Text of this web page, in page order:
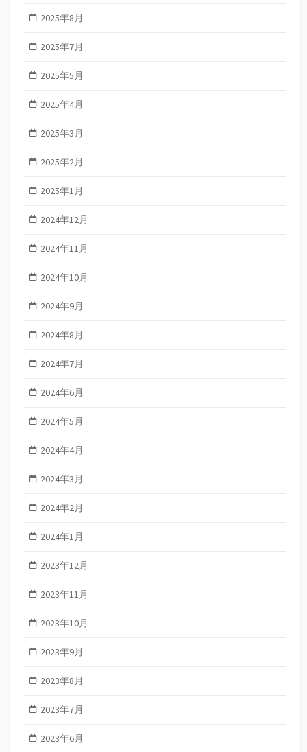
2025年8月
2025年7月
2025年5月
2025年4月
2025年3月
2025年2月
2025年1月
2024年12月
2024年11月
2024年10月
2024年9月
2024年8月
2024年7月
2024年6月
2024年5月
2024年4月
2024年3月
2024年2月
2024年1月
2023年12月
2023年11月
2023年10月
2023年9月
2023年8月
2023年7月
2023年6月